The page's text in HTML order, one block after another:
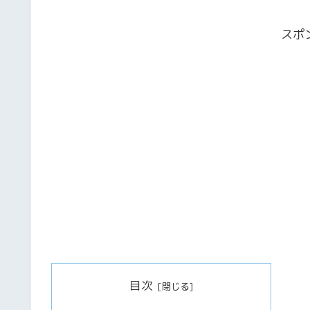
スポ
目次